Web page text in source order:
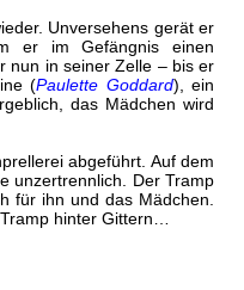
Unversehens gerät er
er im Gefängnis einen
nun in seiner Zelle – bis er
(Paulette Goddard), ein
das Mädchen wird
abgeführt. Auf dem
unzertrennlich. Der Tramp
für ihn und das Mädchen.
hinter Gittern…